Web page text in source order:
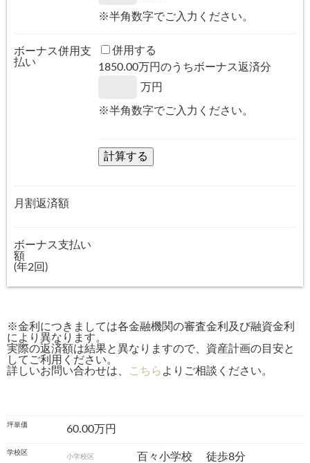
※半角数字でご入力ください。
ボーナス併用支
払い
併用する
1850.00万円のうちボーナス返済分
万円
※半角数字でご入力ください。
月割返済額
ボーナス支払い
額
(年2回)
※金利につきましては各金融機関の審査金利及び融資金利
により異なります。
実際の返済額は結果と異なりますので、資産計画の目安と
してご利用ください。
詳しいお問い合わせは、
こちら よりご相談ください。
坪単価 60.00万円
学校区
小学校区 百々小学校 徒歩8分